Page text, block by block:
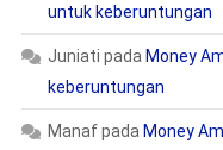
untuk keberuntungan
Juniati pada Money
keberuntungan
Manafpada Money